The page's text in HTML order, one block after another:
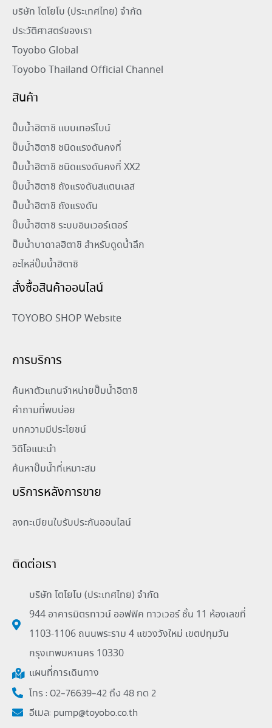
บริษัท โตโยโบ (ประเทศไทย) จำกัด
ประวัติศาสตร์ของเรา
Toyobo Global
Toyobo Thailand Official Channel
สินค้า
ปั๊มน้ำฮิตาชิ แบบเทอร์ไบน์
ปั๊มน้ำฮิตาชิ ชนิดแรงดันคงที่
ปั๊มน้ำฮิตาชิ ชนิดแรงดันคงที่ XX2
ปั๊มน้ำฮิตาชิ ถังแรงดันสแตนเลส
ปั๊มน้ำฮิตาชิ ถังแรงดัน
ปั๊มน้ำฮิตาชิ ระบบอินเวอร์เตอร์
ปั๊มน้ำบาดาลฮิตาชิ สำหรับดูดน้ำลึก
อะไหล่ปั๊มน้ำฮิตาชิ
สั่งซื้อสินค้าออนไลน์
TOYOBO SHOP Website
การบริการ
ค้นหาตัวแทนจำหน่ายปั๊มน้ำอิตาชิ
คำถามที่พบบ่อย
บทความมีประโยชน์
วิดีโอแนะนำ
ค้นหาปั๊มน้ำที่เหมาะสม
บริการหลังการขาย
ลงทะเบียนใบรับประกันออนไลน์
ติดต่อเรา
บริษัท โตโยโบ (ประเทศไทย) จำกัด
944 อาคารมิตรทาวน์ ออฟฟิค ทาวเวอร์ ชั้น 11 ห้องเลขที่
1103-1106 ถนนพระราม 4 แขวงวังใหม่ เขตปทุมวัน
กรุงเทพมหานคร 10330
แผนที่การเดินทาง
โทร : 02-76639-42 ถึง 48 กด 2
อีเมล: pump@toyobo.co.th